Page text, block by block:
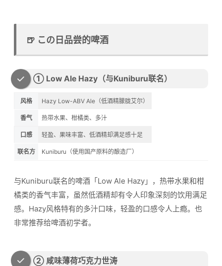
🍺 この日品尝的啤酒
① Low Ale Hazy（与Kuniburu联名）
风格 Hazy Low-ABV Ale（低酒精朦胧艾尔）
香气 热带水果、柑橘类、多汁
口感 轻盈、果味丰富、低酒精却满足感十足
联名方 Kuniburu（使用国产原料的酿造厂）
与Kuniburu联名的啤酒「Low Ale Hazy」，热带水果和柑
橘类的香气丰富，虽然低酒精却有令人印象深刻的饮用满足
感。Hazy风格特有的多汁口味，轻盈的口感令人上瘾。也
非常推荐给啤酒初学者。
② 咸味薄荷巧克力世涛